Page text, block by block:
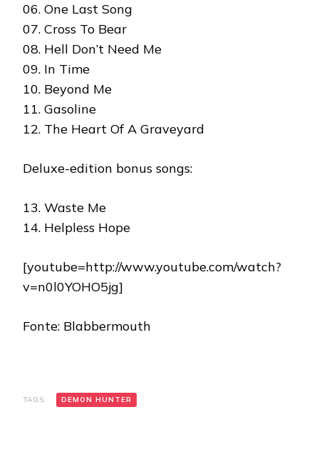
06. One Last Song
07. Cross To Bear
08. Hell Don’t Need Me
09. In Time
10. Beyond Me
11. Gasoline
12. The Heart Of A Graveyard
Deluxe-edition bonus songs:
13. Waste Me
14. Helpless Hope
[youtube=http://www.youtube.com/watch?
v=n0l0YOHO5jg]
Fonte: Blabbermouth
TAGS: DEMON HUNTER